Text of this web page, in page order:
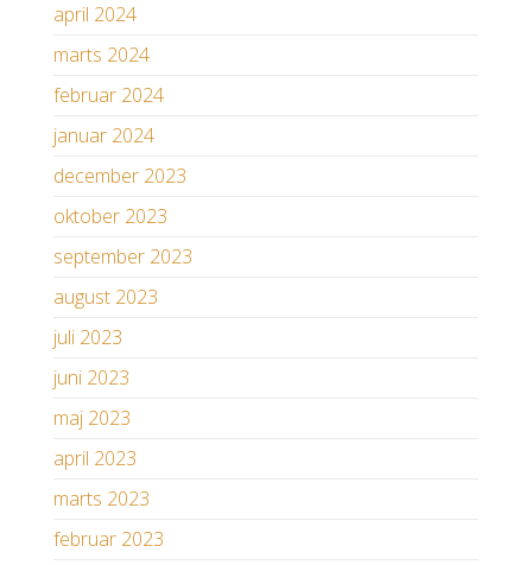
april 2024
marts 2024
februar 2024
januar 2024
december 2023
oktober 2023
september 2023
august 2023
juli 2023
juni 2023
maj 2023
april 2023
marts 2023
februar 2023